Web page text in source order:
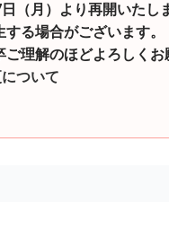
）より再開いたしま
場合がございます。
のほどよろしくお願
ついて